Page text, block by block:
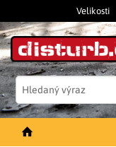
Velikosti